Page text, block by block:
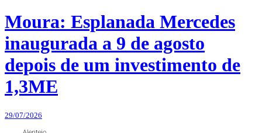
Moura: Esplanada Mercedes
inaugurada a 9 de agosto
depois de um investimento de
1,3ME
29/07/2026